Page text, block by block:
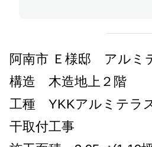
阿南市 Ｅ様邸 アルミ
構造 木造地上２階
工種 YKKアルミテラ
干取付工事